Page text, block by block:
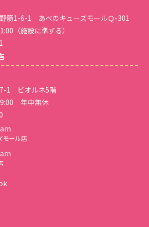
筋1-6-1 あべのキューズモールＱ-301
（施設に準ずる）
7-1 ビオルネ5階
年中無休
モール店